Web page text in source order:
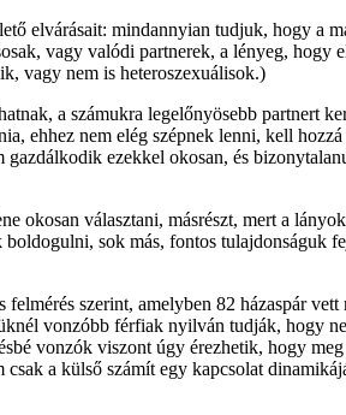
elvárásait: mindannyian tudjuk, hogy a
vagy valódi partnerek, a lényeg, hogy
vagy nem is heteroszexuálisok.)
a számukra legelőnyösebb partnert
ehhez nem elég szépnek lenni, kell
ezekkel okosan, és
okosan választani, másrészt, mert a
sok más, fontos tulajdonságuk
szerint, amelyben 82 házaspár
vonzóbb férfiak nyilván tudják, hogy
vonzók viszont úgy érezhetik, hogy
a külső számít egy kapcsolat